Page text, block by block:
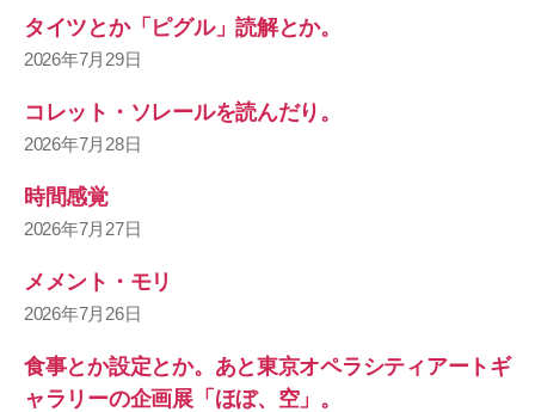
タイツとか「ピグル」読解とか。
2026年7月29日
コレット・ソレールを読んだり。
2026年7月28日
時間感覚
2026年7月27日
メメント・モリ
2026年7月26日
食事とか設定とか。あと東京オペラシティアートギ
ャラリーの企画展「ほぼ、空」。